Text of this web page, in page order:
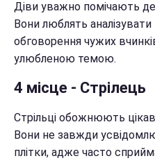
Діви уважно помічають
Вони люблять
обговорення чужих
улюбленою темою.
4 місце - Стрілець
Стрільці обожнюють цікаві
Вони не завжди
плітки, адже часто